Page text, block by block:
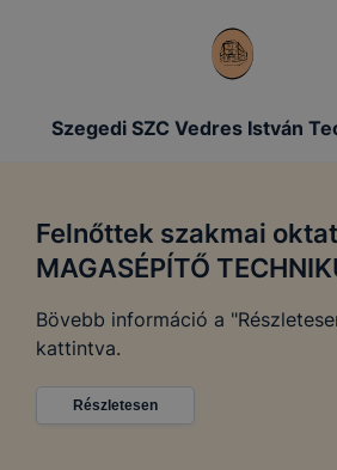
Szegedi SZC Vedres István
Felnőttek szakmai
MAGASÉPÍTŐ
Bövebb információ a
kattintva.
Részletesen